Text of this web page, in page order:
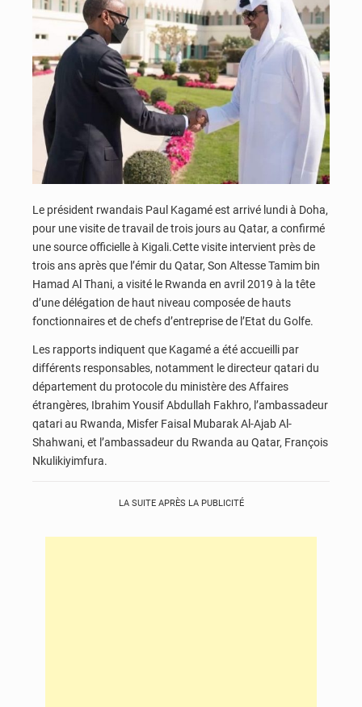
Le président rwandais Paul Kagamé est arrivé lundi à Doha,
pour une visite de travail de trois jours au Qatar, a confirmé
une source officielle à Kigali.Cette visite intervient près de
trois ans après que l’émir du Qatar, Son Altesse Tamim bin
Hamad Al Thani, a visité le Rwanda en avril 2019 à la tête
d’une délégation de haut niveau composée de hauts
fonctionnaires et de chefs d’entreprise de l’Etat du Golfe.
Les rapports indiquent que Kagamé a été accueilli par
différents responsables, notamment le directeur qatari du
département du protocole du ministère des Affaires
étrangères, Ibrahim Yousif Abdullah Fakhro, l’ambassadeur
qatari au Rwanda, Misfer Faisal Mubarak Al-Ajab Al-
Shahwani, et l’ambassadeur du Rwanda au Qatar, François
Nkulikiyimfura.
LA SUITE APRÈS LA PUBLICITÉ